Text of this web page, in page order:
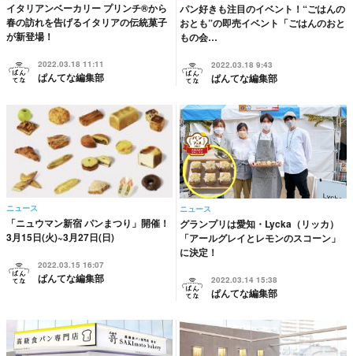
イタリアンベーカリー プリンチ®から
春の訪れを告げるイタリアの伝統菓子
が新登場！
2022.03.18 11:11
ぱんてな編集部
パン好きも注目のイベント！“ごはんの
おとも”の即売イベント「ごはんのおと
もの会…
2022.03.18 9:43
ぱんてな編集部
ニュース
「ニュウマン新宿 パンまつり」開催！
3月15日(火)~3月27日(日)
2022.03.15 16:07
ぱんてな編集部
ニュース
グランプリは愛知・Lycka（リッカ）
「アールグレイとレモンのスコーン」
に決定！
2022.03.14 15:38
ぱんてな編集部